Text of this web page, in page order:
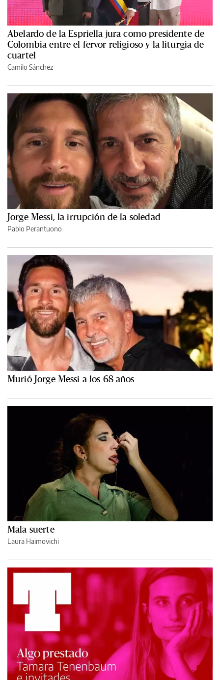
Abelardo de la Espriella jura como presidente de
Colombia entre el fervor religioso y la liturgia de
cuartel
Camilo Sánchez
Jorge Messi, la irrupción de la soledad
Pablo Perantuono
Murió Jorge Messi a los 68 años
Mala suerte
Laura Haimovichi